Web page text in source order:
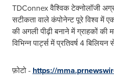
TDConnex वैश्विक टेक्नोलॉजी
सटीकता वाले कंपोनेन्ट पूरे विश्व में
की अगली पीढ़ी बनाने में ग्राहकों
विभिन्न पार्ट्स में प्रतिवर्ष 4
फ़ोटो - https://